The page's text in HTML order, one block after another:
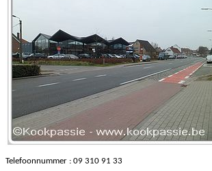
Telefoonnummer : 09 310 91 33